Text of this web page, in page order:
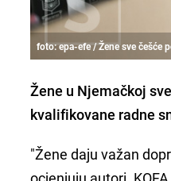
foto: epa-efe / Žene sve češće
Žene u Njemačkoj
kvalifikovane radne
"Žene daju važan